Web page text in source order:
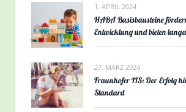
1. APRIL 2024
HABA Basisbausteine
Entwicklung und bieten
27. MÄRZ 2024
Fraunhofer IIS: Der Erfolg
Standard